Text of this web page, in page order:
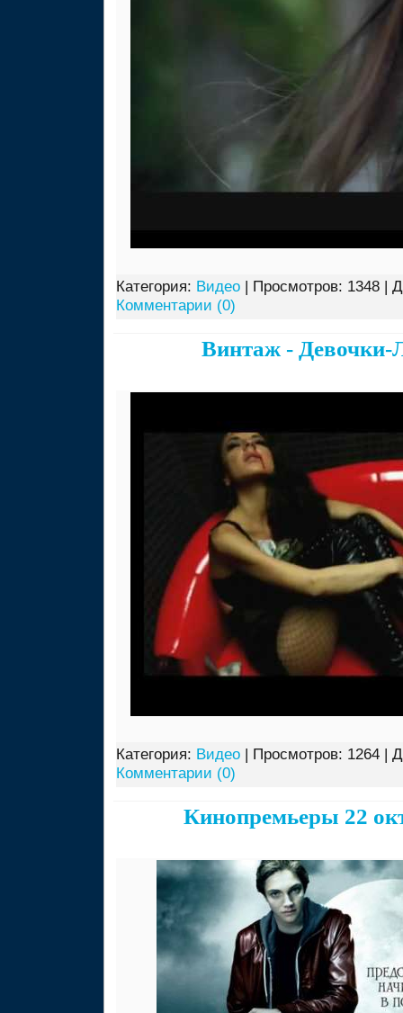
Категория: Видео| Просмотров: 1348 |
Комментарии (0)
Винтаж - Девочки-
Категория: Видео| Просмотров: 1264 |
Комментарии (0)
Кинопремьеры 22